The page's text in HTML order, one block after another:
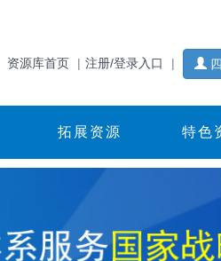
资源库首页 注册/登录入口
拓展资源 特色